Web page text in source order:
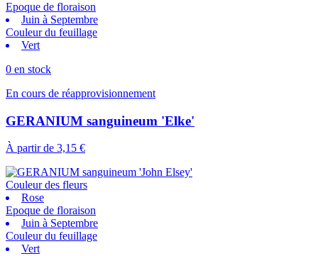
Epoque de floraison
Juin à Septembre
Couleur du feuillage
Vert
0 en stock
En cours de réapprovisionnement
GERANIUM sanguineum 'Elke'
À partir de 3,15 €
Couleur des fleurs
Rose
Epoque de floraison
Juin à Septembre
Couleur du feuillage
Vert